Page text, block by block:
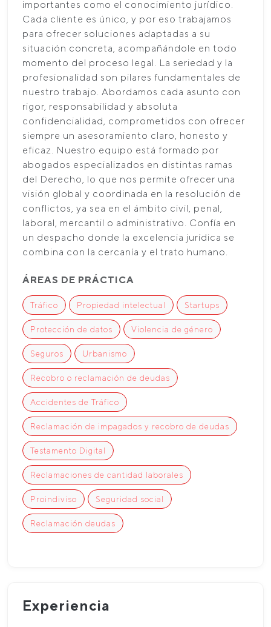
importantes como el conocimiento jurídico.
Cada cliente es único, y por eso trabajamos
para ofrecer soluciones adaptadas a su
situación concreta, acompañándole en todo
momento del proceso legal. La seriedad y la
profesionalidad son pilares fundamentales de
nuestro trabajo. Abordamos cada asunto con
rigor, responsabilidad y absoluta
confidencialidad, comprometidos con ofrecer
siempre un asesoramiento claro, honesto y
eficaz. Nuestro equipo está formado por
abogados especializados en distintas ramas
del Derecho, lo que nos permite ofrecer una
visión global y coordinada en la resolución de
conflictos, ya sea en el ámbito civil, penal,
laboral, mercantil o administrativo. Confía en
un despacho donde la excelencia jurídica se
combina con la cercanía y el trato humano.
ÁREAS DE PRÁCTICA
Tráfico Propiedad intelectual Startups
Protección de datos Violencia de género
Seguros Urbanismo
Recobro o reclamación de deudas
Accidentes de Tráfico
Reclamación de impagados y recobro de deudas
Testamento Digital
Reclamaciones de cantidad laborales
Proindiviso Seguridad social
Reclamación deudas
Experiencia